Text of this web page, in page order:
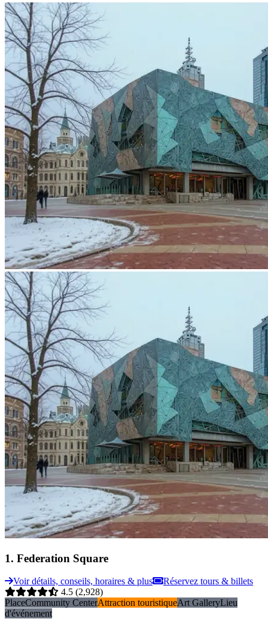
1. Federation Square
Voir détails, conseils, horaires & plus
Réservez tours & billets
4.5 (2,928)
PlaceCommunity CenterAttraction touristiqueArt GalleryLieu
d'événement